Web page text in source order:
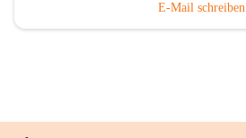
E-Mail schreiben